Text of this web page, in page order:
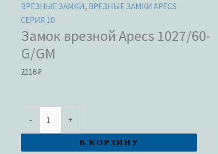
ВРЕЗНЫЕ ЗАМКИ, ВРЕЗНЫЕ ЗАМКИ APECS
СЕРИЯ 10
Замок врезной Apecs 1027/60-
G/GM
2116₽
- +
В КОРЗИНУ